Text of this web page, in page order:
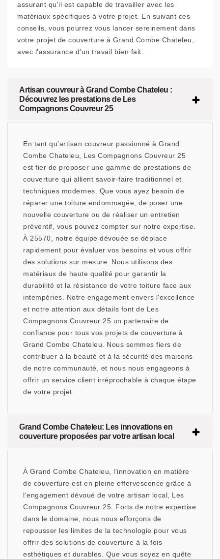
assurant qu'il est capable de travailler avec les
matériaux spécifiques à votre projet. En suivant ces
conseils, vous pourrez vous lancer sereinement dans
votre projet de couverture à Grand Combe Chateleu,
avec l'assurance d'un travail bien fait.
Artisan couvreur à Grand Combe Chateleu :
Découvrez les prestations de Les
Compagnons Couvreur 25
En tant qu'artisan couvreur passionné à Grand
Combe Chateleu, Les Compagnons Couvreur 25
est fier de proposer une gamme de prestations de
couverture qui allient savoir-faire traditionnel et
techniques modernes. Que vous ayez besoin de
réparer une toiture endommagée, de poser une
nouvelle couverture ou de réaliser un entretien
préventif, vous pouvez compter sur notre expertise.
À 25570, notre équipe dévouée se déplace
rapidement pour évaluer vos besoins et vous offrir
des solutions sur mesure. Nous utilisons des
matériaux de haute qualité pour garantir la
durabilité et la résistance de votre toiture face aux
intempéries. Notre engagement envers l'excellence
et notre attention aux détails font de Les
Compagnons Couvreur 25 un partenaire de
confiance pour tous vos projets de couverture à
Grand Combe Chateleu. Nous sommes fiers de
contribuer à la beauté et à la sécurité des maisons
de notre communauté, et nous nous engageons à
offrir un service client irréprochable à chaque étape
de votre projet.
Grand Combe Chateleu: Les innovations en
couverture proposées par votre artisan local
À Grand Combe Chateleu, l'innovation en matière
de couverture est en pleine effervescence grâce à
l'engagement dévoué de votre artisan local, Les
Compagnons Couvreur 25. Forts de notre expertise
dans le domaine, nous nous efforçons de
repousser les limites de la technologie pour vous
offrir des solutions de couverture à la fois
esthétiques et durables. Que vous soyez en quête